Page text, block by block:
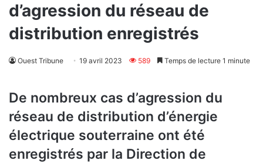
d’agression du réseau de
distribution enregistrés
Ouest Tribune 19 avril 2023 589 Temps de lecture 1 minute
De nombreux cas d’agression du
réseau de distribution d’énergie
électrique souterraine ont été
enregistrés par la Direction de